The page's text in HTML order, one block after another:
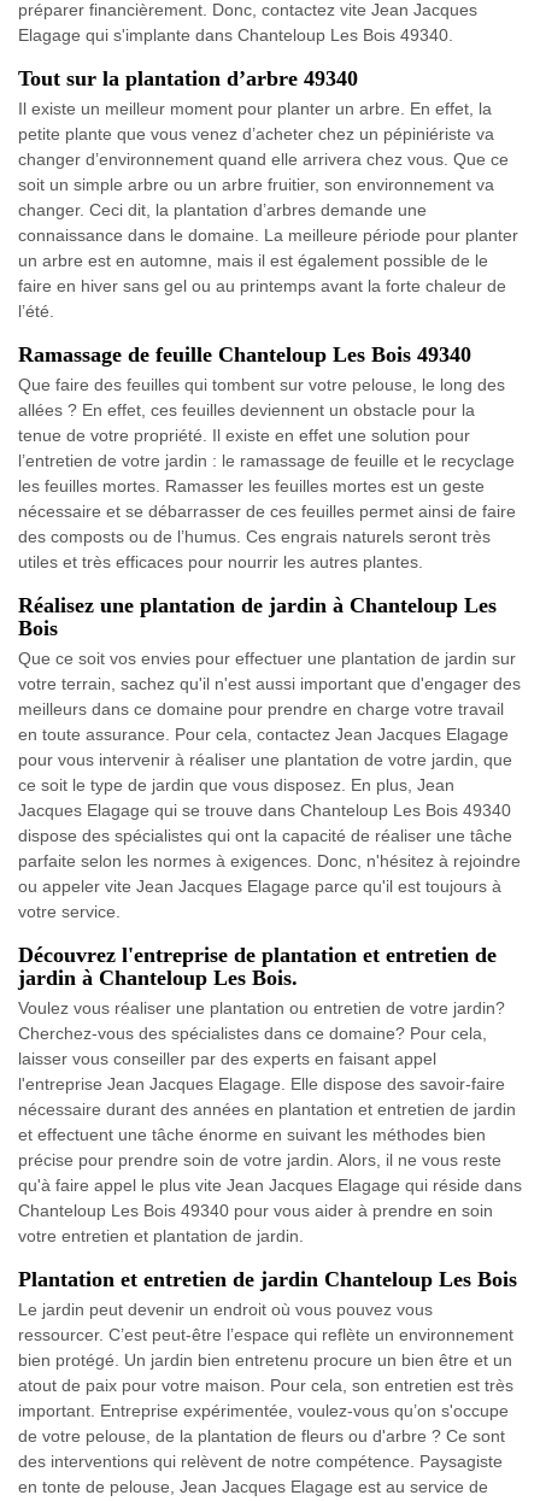
préparer financièrement. Donc, contactez vite Jean Jacques
Elagage qui s'implante dans Chanteloup Les Bois 49340.
Tout sur la plantation d’arbre 49340
Il existe un meilleur moment pour planter un arbre. En effet, la
petite plante que vous venez d’acheter chez un pépiniériste va
changer d’environnement quand elle arrivera chez vous. Que ce
soit un simple arbre ou un arbre fruitier, son environnement va
changer. Ceci dit, la plantation d’arbres demande une
connaissance dans le domaine. La meilleure période pour planter
un arbre est en automne, mais il est également possible de le
faire en hiver sans gel ou au printemps avant la forte chaleur de
l’été.
Ramassage de feuille Chanteloup Les Bois 49340
Que faire des feuilles qui tombent sur votre pelouse, le long des
allées ? En effet, ces feuilles deviennent un obstacle pour la
tenue de votre propriété. Il existe en effet une solution pour
l’entretien de votre jardin : le ramassage de feuille et le recyclage
les feuilles mortes. Ramasser les feuilles mortes est un geste
nécessaire et se débarrasser de ces feuilles permet ainsi de faire
des composts ou de l’humus. Ces engrais naturels seront très
utiles et très efficaces pour nourrir les autres plantes.
Réalisez une plantation de jardin à Chanteloup Les
Bois
Que ce soit vos envies pour effectuer une plantation de jardin sur
votre terrain, sachez qu'il n'est aussi important que d'engager des
meilleurs dans ce domaine pour prendre en charge votre travail
en toute assurance. Pour cela, contactez Jean Jacques Elagage
pour vous intervenir à réaliser une plantation de votre jardin, que
ce soit le type de jardin que vous disposez. En plus, Jean
Jacques Elagage qui se trouve dans Chanteloup Les Bois 49340
dispose des spécialistes qui ont la capacité de réaliser une tâche
parfaite selon les normes à exigences. Donc, n'hésitez à rejoindre
ou appeler vite Jean Jacques Elagage parce qu'il est toujours à
votre service.
Découvrez l'entreprise de plantation et entretien de
jardin à Chanteloup Les Bois.
Voulez vous réaliser une plantation ou entretien de votre jardin?
Cherchez-vous des spécialistes dans ce domaine? Pour cela,
laisser vous conseiller par des experts en faisant appel
l'entreprise Jean Jacques Elagage. Elle dispose des savoir-faire
nécessaire durant des années en plantation et entretien de jardin
et effectuent une tâche énorme en suivant les méthodes bien
précise pour prendre soin de votre jardin. Alors, il ne vous reste
qu'à faire appel le plus vite Jean Jacques Elagage qui réside dans
Chanteloup Les Bois 49340 pour vous aider à prendre en soin
votre entretien et plantation de jardin.
Plantation et entretien de jardin Chanteloup Les Bois
Le jardin peut devenir un endroit où vous pouvez vous
ressourcer. C’est peut-être l’espace qui reflète un environnement
bien protégé. Un jardin bien entretenu procure un bien être et un
atout de paix pour votre maison. Pour cela, son entretien est très
important. Entreprise expérimentée, voulez-vous qu’on s'occupe
de votre pelouse, de la plantation de fleurs ou d'arbre ? Ce sont
des interventions qui relèvent de notre compétence. Paysagiste
en tonte de pelouse, Jean Jacques Elagage est au service de